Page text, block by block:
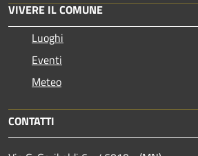
VIVERE IL COMUNE
Luoghi
Eventi
Meteo
CONTATTI